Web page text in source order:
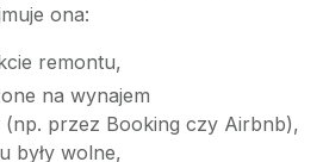
ona:
remontu,
na wynajem
przez Booking czy Airbnb),
były wolne,